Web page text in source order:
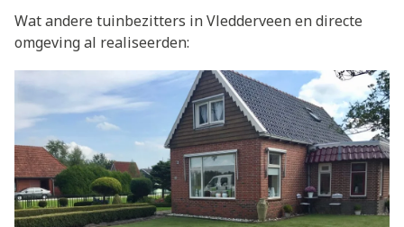
Wat andere tuinbezitters in Vledderveen en directe
omgeving al realiseerden: